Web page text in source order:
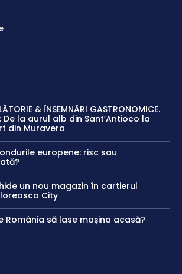
& ÎNSEMNĂRI GASTRONOMICE.
De la aurul alb din Sant’Antioco la
din Muravera
europene: risc sau
un nou magazin în cartierul
City
România să lase mașina acasă?